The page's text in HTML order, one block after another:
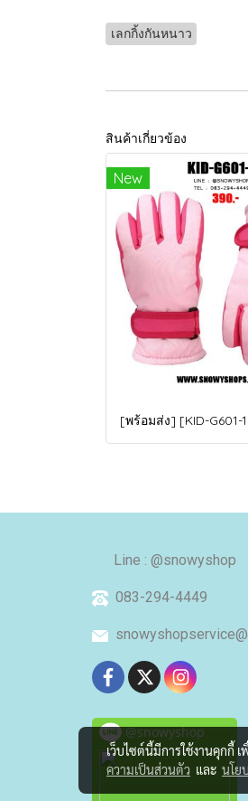
เลกกิ้งกันหนาว
สินค้าเกี่ยวข้อง
New
Line : @snowyshop
083-294-4449
@snowyshop
เว็บไซต์นี้มีการใช้งานคุกกี้
ความเป็นส่วนตัว และ นโย